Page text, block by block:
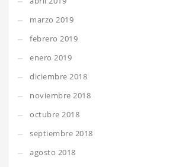
marzo 2019
febrero 2019
enero 2019
diciembre 2018
noviembre 2018
octubre 2018
septiembre 2018
agosto 2018